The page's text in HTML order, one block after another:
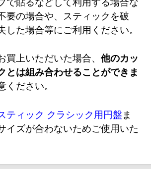
要の場合や、スティックを破
した場合等にご利用ください。
買上いただいた場合、他のカッ
とは組み合わせることができま
ください。
ティック クラシック用円盤ま
イズが合わないためご使用いた